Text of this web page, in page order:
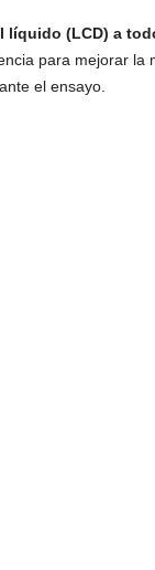
líquido (LCD) a
para mejorar la
el ensayo.